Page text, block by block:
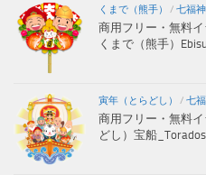
くまで（熊手） / 七福神
商用フリー・無料
くまで（熊手）
寅年（とらどし） / 七
商用フリー・無料
どし）宝船